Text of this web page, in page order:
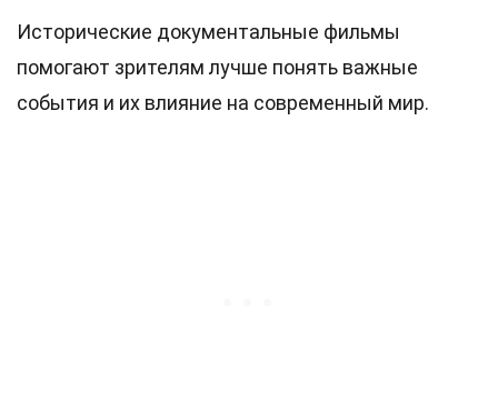
Исторические документальные фильмы
помогают зрителям лучше понять важные
события и их влияние на современный мир.